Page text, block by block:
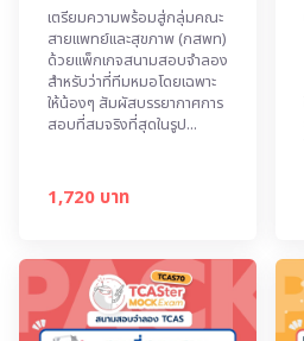
เตรียมความพร้อมสู่กลุ่มคณะ
สายแพทย์และสุขภาพ (กสพท)
ด้วยแพ็กเกจสนามสอบจำลอง
สำหรับว่าที่ทีมหมอโดยเฉพาะ
ให้น้องๆ สัมผัสบรรยากาศการ
สอบที่สมจริงที่สุดในรูป...
1,720 บาท